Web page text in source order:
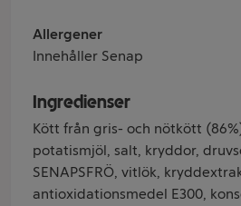
Allergener
Innehåller Senap
Ingredienser
Kött från gris- och nötkött
potatismjöl, salt, kryddor,
SENAPSFRÖ, vitlök,
antioxidationsmedel E300,